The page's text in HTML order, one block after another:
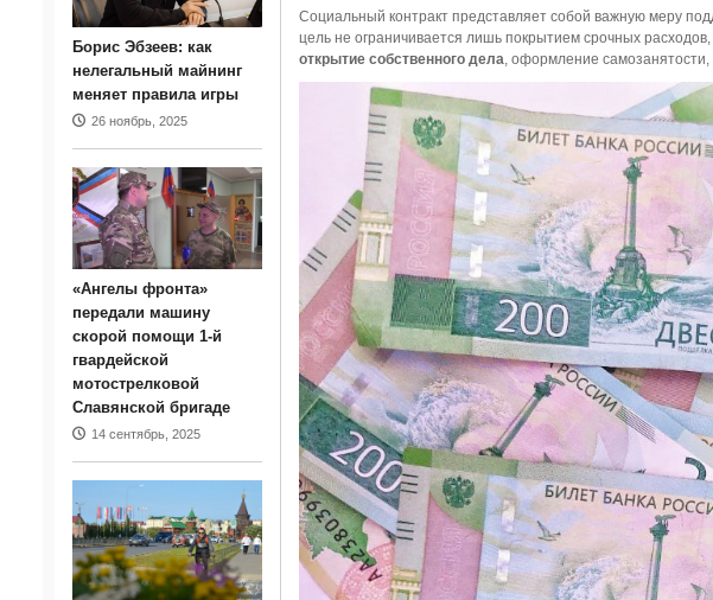
08.07.2023 - Рояль
времени обретет новую
Социальный контракт представляет собой важную меру
цель не ограничивается лишь покрытием срочных
открытие собственного дела, оформление
Борис Эбзеев: как
нелегальный майнинг
меняет правила игры
26 ноябрь, 2025
«Ангелы фронта»
передали машину
скорой помощи 1-й
гвардейской
мотострелковой
Славянской бригаде
14 сентябрь, 2025